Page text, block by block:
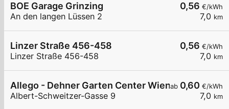
0,56 €/kWh
7,0 km
BOE Garage Grinzing
An den langen Lüssen 2
0,56 €/kWh
7,0 km
Linzer Straße 456-458
Linzer Straße 456-458
ab 0,60 €/kWh
7,0 km
Allego - Dehner Garten Center Wien
Albert-Schweitzer-Gasse 9